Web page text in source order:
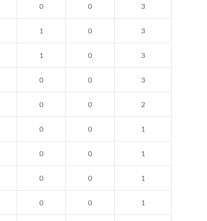
0 0 3
1 0 3
1 0 3
0 0 3
0 0 2
0 0 1
0 0 1
0 0 1
0 0 1